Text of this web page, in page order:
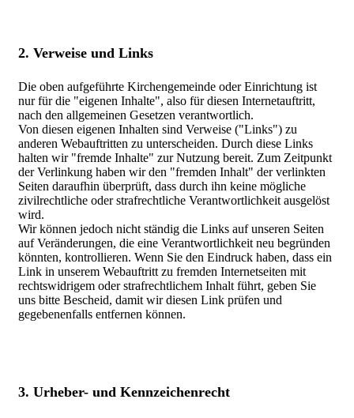
2. Verweise und Links
Die oben aufgeführte Kirchengemeinde oder Einrichtung ist
nur für die "eigenen Inhalte", also für diesen Internetauftritt,
nach den allgemeinen Gesetzen verantwortlich.
Von diesen eigenen Inhalten sind Verweise ("Links") zu
anderen Webauftritten zu unterscheiden. Durch diese Links
halten wir "fremde Inhalte" zur Nutzung bereit. Zum Zeitpunkt
der Verlinkung haben wir den "fremden Inhalt" der verlinkten
Seiten daraufhin überprüft, dass durch ihn keine mögliche
zivilrechtliche oder strafrechtliche Verantwortlichkeit ausgelöst
wird.
Wir können jedoch nicht ständig die Links auf unseren Seiten
auf Veränderungen, die eine Verantwortlichkeit neu begründen
könnten, kontrollieren. Wenn Sie den Eindruck haben, dass ein
Link in unserem Webauftritt zu fremden Internetseiten mit
rechtswidrigem oder strafrechtlichem Inhalt führt, geben Sie
uns bitte Bescheid, damit wir diesen Link prüfen und
gegebenenfalls entfernen können.
3. Urheber- und Kennzeichenrecht